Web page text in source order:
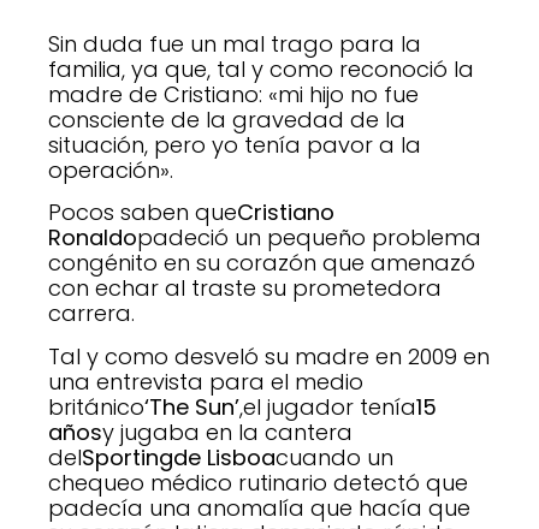
Sin duda fue un mal trago para la
familia, ya que, tal y como reconoció la
madre de Cristiano: «mi hijo no fue
consciente de la gravedad de la
situación, pero yo tenía pavor a la
operación».
Pocos saben queCristiano
Ronaldopadeció un pequeño problema
congénito en su corazón que amenazó
con echar al traste su prometedora
carrera.
Tal y como desveló su madre en 2009 en
una entrevista para el medio
británico‘The Sun’,el jugador tenía15
añosy jugaba en la cantera
delSportingde Lisboacuando un
chequeo médico rutinario detectó que
padecía una anomalía que hacía que